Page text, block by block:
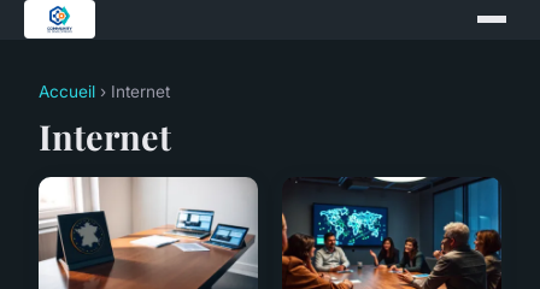
Accueil › Internet
Internet